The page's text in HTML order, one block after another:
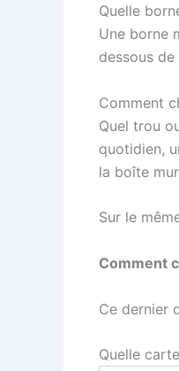
Quelle
Une borne
dessous
Comment
Quel trou
quotidien,
la boîte
Sur le
Comment
Ce dernier
Quelle